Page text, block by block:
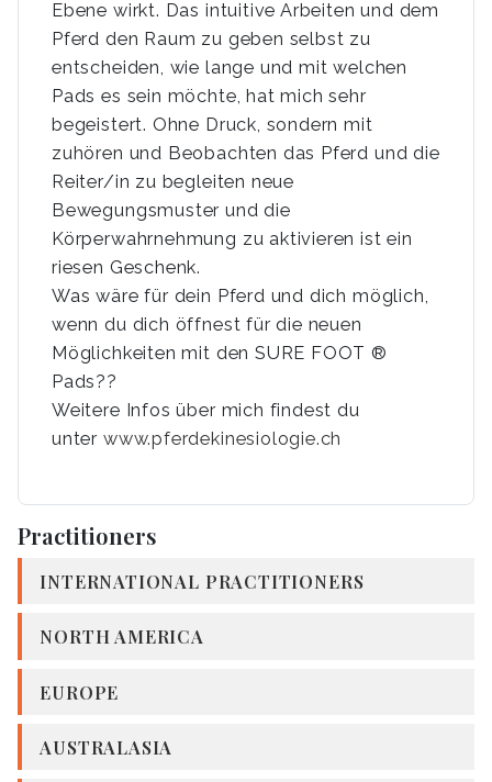
Ebene wirkt. Das intuitive Arbeiten und dem
Pferd den Raum zu geben selbst zu
entscheiden, wie lange und mit welchen
Pads es sein möchte, hat mich sehr
begeistert. Ohne Druck, sondern mit
zuhören und Beobachten das Pferd und die
Reiter/in zu begleiten neue
Bewegungsmuster und die
Körperwahrnehmung zu aktivieren ist ein
riesen Geschenk.
Was wäre für dein Pferd und dich möglich,
wenn du dich öffnest für die neuen
Möglichkeiten mit den SURE FOOT ®
Pads??
Weitere Infos über mich findest du
unter www.pferdekinesiologie.ch
Practitioners
INTERNATIONAL PRACTITIONERS
NORTH AMERICA
EUROPE
AUSTRALASIA